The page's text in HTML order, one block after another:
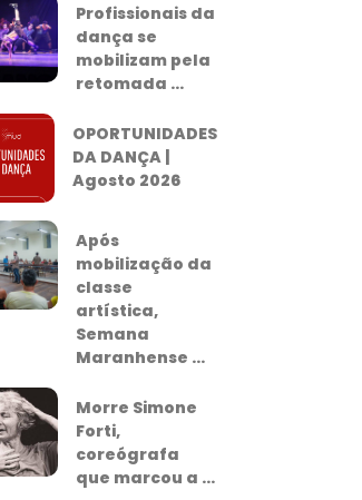
Profissionais da
dança se
mobilizam pela
retomada ...
OPORTUNIDADES
DA DANÇA |
Agosto 2026
Após
mobilização da
classe
artística,
Semana
Maranhense ...
Morre Simone
Forti,
coreógrafa
que marcou a ...